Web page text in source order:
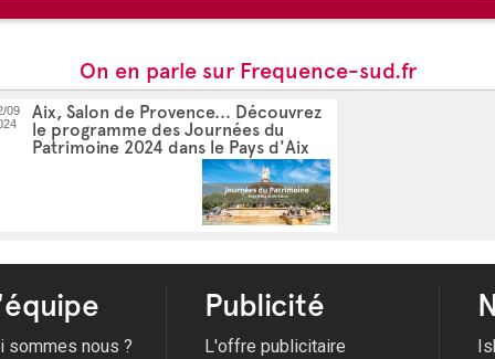
On en parle sur Frequence-sud.fr
09
Aix, Salon de Provence... Découvrez
le programme des Journées du
Patrimoine 2024 dans le Pays d'Aix
sommes nous ?
Publicité
L'offre publicitaire